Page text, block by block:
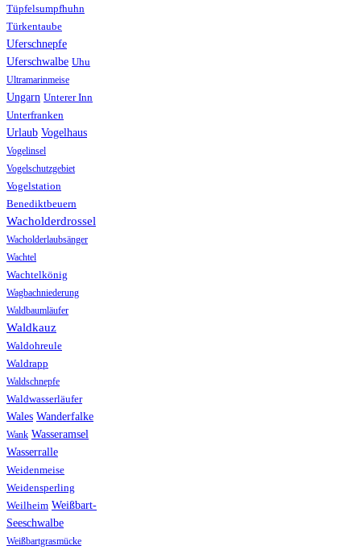
Tüpfelsumpfhuhn
Türkentaube
Uferschnepfe
Uferschwalbe Uhu
Ultramarinmeise
Ungarn Unterer Inn
Unterfranken
Urlaub Vogelhaus
Vogelinsel
Vogelschutzgebiet
Vogelstation
Benediktbeuern
Wacholderdrossel
Wacholderlaubsänger
Wachtel
Wachtelkönig
Wagbachniederung
Waldbaumläufer
Waldkauz
Waldohreule
Waldrapp
Waldschnepfe
Waldwasserläufer
Wales Wanderfalke
Wank Wasseramsel
Wasserralle
Weidenmeise
Weidensperling
Weilheim Weißbart-
Seeschwalbe
Weißbartgrasmücke